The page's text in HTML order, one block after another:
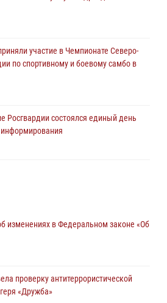
участие в Чемпионате Северо-
по спортивному и боевому самбо в
Росгвардии состоялся единый день
информирования
росгвардейцы за неделю
Дня ВДВ
изменениях в Федеральном законе «Об
проверку антитеррористической
«Дружба»